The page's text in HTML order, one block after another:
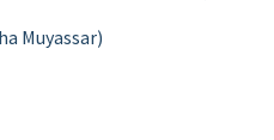
Muyassar)